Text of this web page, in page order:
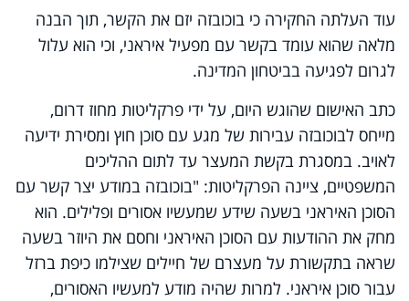
עוד העלתה החקירה כי בוכובזה יזם את הקשר, תוך הבנה
מלאה שהוא עומד בקשר עם מפעיל איראני, וכי הוא עלול
לגרום לפגיעה בביטחון המדינה.
כתב האישום שהוגש היום, על ידי פרקליטות מחוז דרום,
מייחס לבוכובזה עבירות של מגע עם סוכן חוץ ומסירת ידיעה
לאויב. במסגרת בקשת המעצר עד לתום ההליכים
המשפטיים, ציינה הפרקליטות: "בוכובזה במודע יצר קשר עם
הסוכן האיראני בשעה שידע שמעשיו אסורים ופלילים. הוא
מחק את ההודעות עם הסוכן האיראני וחסם את היוזר בשעה
שראה בתקשורת על מעצרם של חיילים שצילמו כיפת ברזל
עבור סוכן איראני. למרות שהיה מודע למעשיו האסורים,